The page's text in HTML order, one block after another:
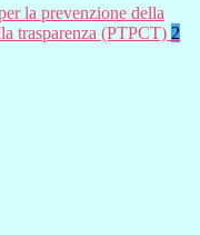
la prevenzione della
trasparenza (PTPCT) 2